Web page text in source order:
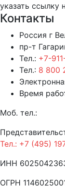
указать ссылку
Контакты
Россия г
пр-т
Тел.: +7-
Тел.: 8 800
Время
Моб. тел.:
Тел.: +7 (495)
ИНН
ОГРН